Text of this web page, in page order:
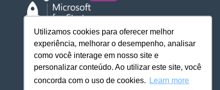
Utilizamos cookies para oferecer melhor
experiência, melhorar o desempenho, analisar
como você interage em nosso site e
personalizar conteúdo. Ao utilizar este site, você
concorda com o uso de cookies.
Learn more
Download our apps